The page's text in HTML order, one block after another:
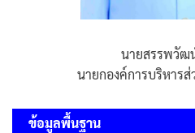
นายสรรพวัฒ
นายกองค์การบริหาร
ข้อมูลพื้นฐาน